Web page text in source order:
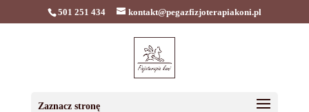
501 251 434 kontakt@pegazfizjoterapiakoni.pl
Zaznacz stronę